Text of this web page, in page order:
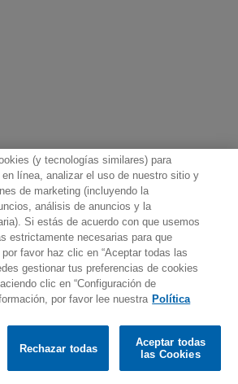
informativo
Términos de Uso
Mapa web
Política de cookies
Ajustes de Cookies
Records Limited. All rights reserved.
to visit our website in English?
Confirm
(y tecnologías similares) para
línea, analizar el uso de nuestro sitio y
de marketing (incluyendo la
análisis de anuncios y la
Si estás de acuerdo con que usemos
estrictamente necesarias para que
favor haz clic en “Aceptar todas las
gestionar tus preferencias de cookies
clic en “Configuración de
por favor lee nuestra Política
Rechazar todas
Aceptar todas
las Cookies